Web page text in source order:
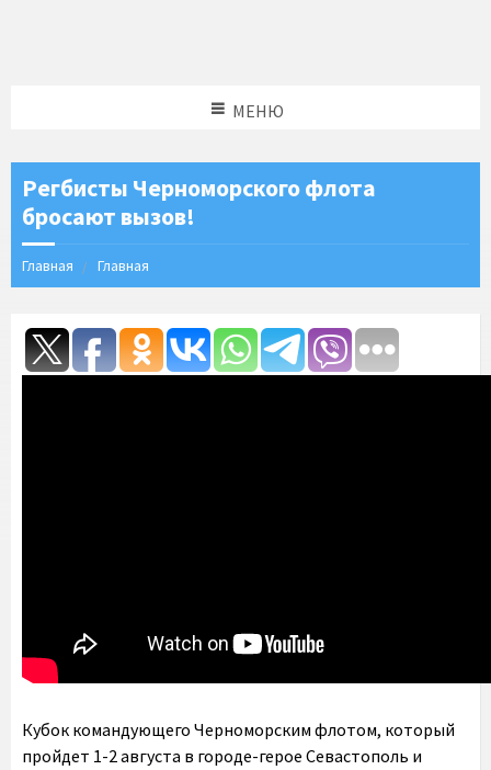
МЕНЮ
Регбисты Черноморского флота
бросают вызов!
Главная Главная
Кубок командующего Черноморским флотом, который
пройдет 1-2 августа в городе-герое Севастополь и